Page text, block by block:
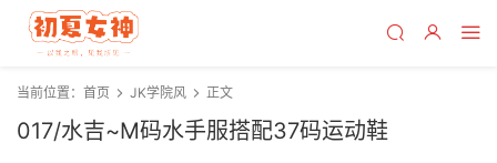
当前位置： 首页 JK学院风 正文
017/水吉~M码水手服搭配37码运动鞋